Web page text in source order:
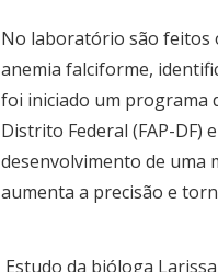
No laboratório são feitos
anemia falciforme,
foi iniciado um programa
Distrito Federal (FAP-DF)
desenvolvimento de uma
aumenta a precisão e
Estudo da bióloga